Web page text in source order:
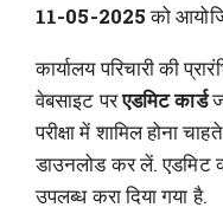
11-05-2025को
कार्यालय परिचारी की
वेबसाइट परएडमिट कार्ड
परीक्षा में शामिल होना
डाउनलोड कर लें. एडमिट
उपलब्ध करा दिया गया है.